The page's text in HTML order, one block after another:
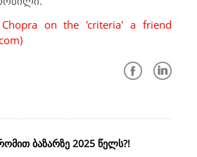
Chopra on the 'criteria' a friend
ბაზარზე 2025 წელს?!